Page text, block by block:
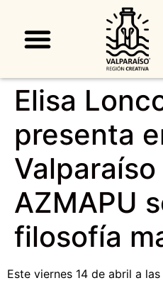
Elisa
presenta
AZMAPU
filosofía
Este viernes 14 de abril a